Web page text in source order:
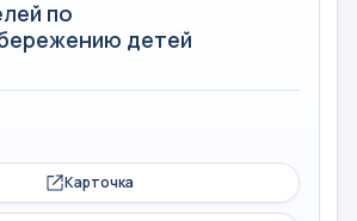
по
детей
Карточка